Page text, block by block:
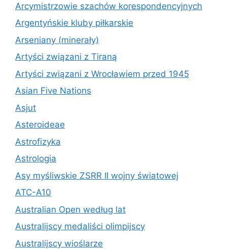
Arcymistrzowie szachów korespondencyjnych
Argentyńskie kluby piłkarskie
Arseniany (minerały)
Artyści związani z Tiraną
Artyści związani z Wrocławiem przed 1945
Asian Five Nations
Asjut
Asteroideae
Astrofizyka
Astrologia
Asy myśliwskie ZSRR II wojny światowej
ATC-A10
Australian Open według lat
Australijscy medaliści olimpijscy
Australijscy wioślarze